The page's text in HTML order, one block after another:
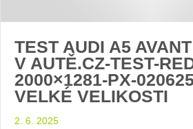
TEST AUDI A5
V AUTĚ.CZ-TEST-
2000×1281-PX-
VELKÉ VELIKOSTI
2. 6. 2025